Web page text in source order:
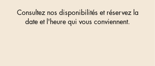
Consultez nos disponibilités et réservez la
date et l'heure qui vous conviennent.